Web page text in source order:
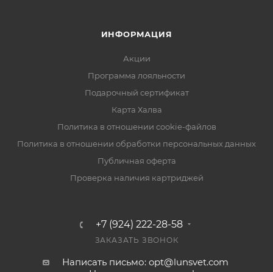
ИНФОРМАЦИЯ
Акции
Программа лояльности
Подарочный сертификат
Карта Халва
Политика в отношении cookie-файлов
Политика в отношении обработки персональных данных
Публичная оферта
Проверка наличия картриджей
+7 (924) 222-28-58
ЗАКАЗАТЬ ЗВОНОК
Написать письмо: opt@lunsvet.com